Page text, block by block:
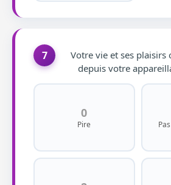
7
Votre vie et ses plaisirs
depuis votre
0
Pire